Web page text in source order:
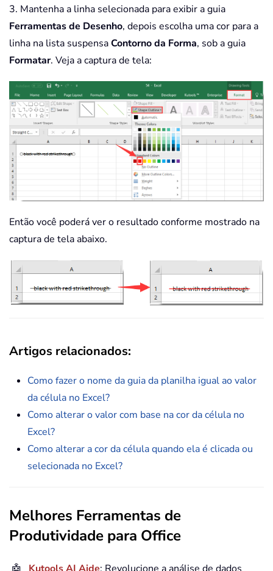
3. Mantenha a linha selecionada para exibir a guia
Ferramentas de Desenho, depois escolha uma cor para a
linha na lista suspensaContorno da Forma, sob a guia
Formatar. Veja a captura de tela:
Então você poderá ver o resultado conforme mostrado na
captura de tela abaixo.
Artigos relacionados:
Como fazer o nome da guia da planilha igual ao valor
da célula no Excel?
Como alterar o valor com base na cor da célula no
Excel?
Como alterar a cor da célula quando ela é clicada ou
selecionada no Excel?
Melhores Ferramentas de
Produtividade para Office